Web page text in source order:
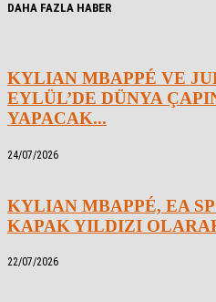
DAHA FAZLA HABER
KYLIAN MBAPPÉ VE
EYLÜL’DE DÜNYA
YAPACAK...
24/07/2026
KYLIAN MBAPPÉ, EA
KAPAK YILDIZI
22/07/2026